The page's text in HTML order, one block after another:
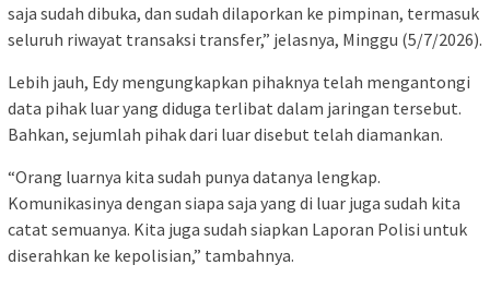
saja sudah dibuka, dan sudah dilaporkan ke pimpinan, termasuk
seluruh riwayat transaksi transfer,” jelasnya, Minggu (5/7/2026).
Lebih jauh, Edy mengungkapkan pihaknya telah mengantongi
data pihak luar yang diduga terlibat dalam jaringan tersebut.
Bahkan, sejumlah pihak dari luar disebut telah diamankan.
“Orang luarnya kita sudah punya datanya lengkap.
Komunikasinya dengan siapa saja yang di luar juga sudah kita
catat semuanya. Kita juga sudah siapkan Laporan Polisi untuk
diserahkan ke kepolisian,” tambahnya.